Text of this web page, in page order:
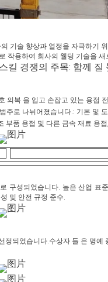
기술 향상과 열정을 자극하기
작용하여 회사의 웰딩 기술을
의복 을 입고 손잡고 있는 용접
로 나뉘어졌습니다.: 기본 및
품 용접 및 다른 금속 재료 용
구성되었습니다. 높은 산업 표
및 안전 규정 준수.
되었습니다.수상자 들 은 명예